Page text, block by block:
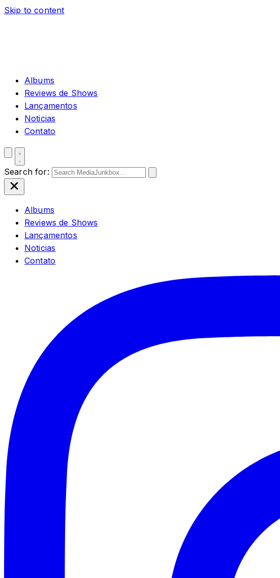
Skip to content
Albums
Reviews de Shows
Lançamentos
Noticias
Contato
Search for:
Albums
Reviews de Shows
Lançamentos
Noticias
Contato